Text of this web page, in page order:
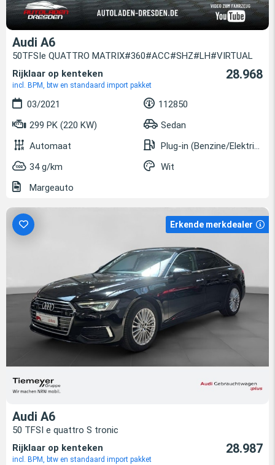
Audi A6
50TFSIe QUATTRO MATRIX#360#ACC#SHZ#LH#VIRTUAL
Rijklaar op kenteken
incl. BPM, btw en standaard import pakket
28.968
03/2021
112850
299 PK (220 KW)
Sedan
Automaat
Plug-in (Benzine/Elektrisch)
34 g/km
Wit
Margeauto
Erkende merkdealer
Audi A6
50 TFSI e quattro S tronic
Rijklaar op kenteken
incl. BPM, btw en standaard import pakket
28.987